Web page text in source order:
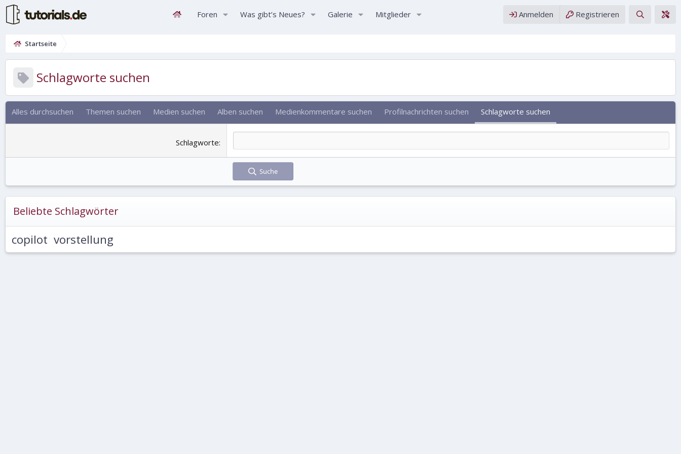
Foren Was gibt’s Neues? Galerie Mitglieder Anmelden Registrieren
Startseite
Schlagworte suchen
Alles durchsuchen Themen suchen Medien suchen Alben suchen Medienkommentare suchen Profilnachrichten suchen Schlagworte suchen
Schlagworte
Suche
Beliebte Schlagwörter
copilot vorstellung